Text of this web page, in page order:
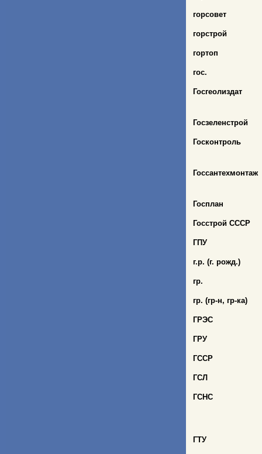
горсовет
горстрой
гортоп
гос.
Госгеолиздат
Госзеленстрой
Госконтроль
Госсантехмонтаж
Госплан
Госстрой СССР
ГПУ
г.р. (г. рожд.)
гр.
гр. (гр-н, гр-ка)
ГРЭС
ГРУ
ГССР
ГСЛ
ГСНС
ГТУ